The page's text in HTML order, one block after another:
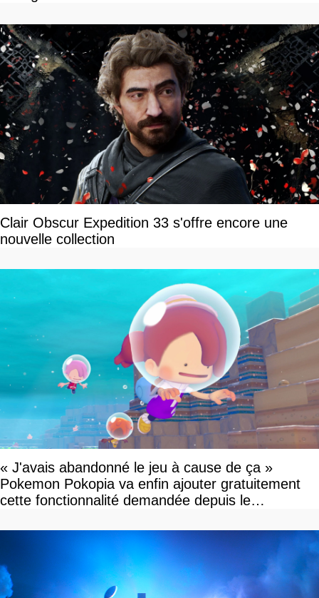
Clair Obscur Expedition 33 s'offre encore une
nouvelle collection
« J'avais abandonné le jeu à cause de ça »
Pokemon Pokopia va enfin ajouter gratuitement
cette fonctionnalité demandée depuis le